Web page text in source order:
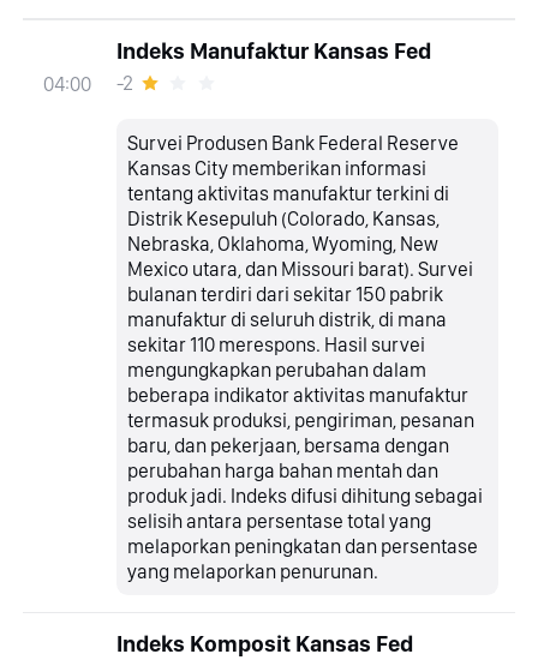
04:00
Indeks Manufaktur Kansas Fed
-2
Survei Produsen Bank Federal Reserve
Kansas City memberikan informasi
tentang aktivitas manufaktur terkini di
Distrik Kesepuluh (Colorado, Kansas,
Nebraska, Oklahoma, Wyoming, New
Mexico utara, dan Missouri barat). Survei
bulanan terdiri dari sekitar 150 pabrik
manufaktur di seluruh distrik, di mana
sekitar 110 merespons. Hasil survei
mengungkapkan perubahan dalam
beberapa indikator aktivitas manufaktur
termasuk produksi, pengiriman, pesanan
baru, dan pekerjaan, bersama dengan
perubahan harga bahan mentah dan
produk jadi. Indeks difusi dihitung sebagai
selisih antara persentase total yang
melaporkan peningkatan dan persentase
yang melaporkan penurunan.
Indeks Komposit Kansas Fed